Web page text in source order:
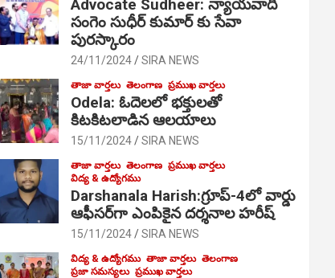
Advocate Sudheer: న్యాయవాది
సంగెం సుధీర్ కుమార్ కు సేవా
పురస్కారం
24/11/2024 SIRA NEWS
తాజా వార్తలు తెలంగాణ ప్రముఖ వార్తలు
Odela: ఓదెల‌లో భక్తులతో
కిటకిటలాడిన ఆల‌యాలు
15/11/2024 SIRA NEWS
తాజా వార్తలు తెలంగాణ ప్రముఖ వార్తలు
విద్య & ఉద్యోగము
Darshanala Harish:గ్రూప్-4లో వార్డు
ఆఫీసర్‌గా ఎంపికైన దర్శనాల హరీష్
15/11/2024 SIRA NEWS
విద్య & ఉద్యోగము తాజా వార్తలు తెలంగాణ
ప్రజా సమస్యలు ప్రముఖ వార్తలు